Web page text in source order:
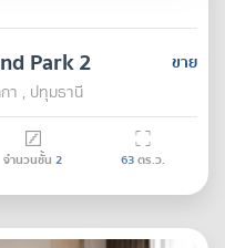
ขาย
Park 2
า , ปทุมธานี
จำนวนชั้น 2 63ตร.ว.